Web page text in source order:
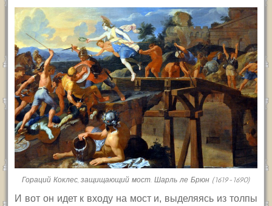
Гораций Коклес, защищающий мост. Шарль ле Брюн (1619-1690)
И вот он идет к входу на мост и, выделяясь из толпы